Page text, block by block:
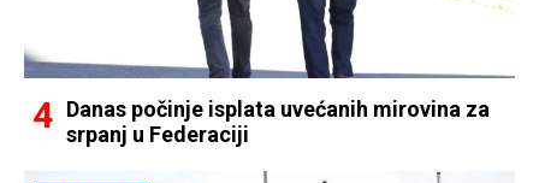
Danas počinje isplata uvećanih mirovina za
srpanj u Federaciji